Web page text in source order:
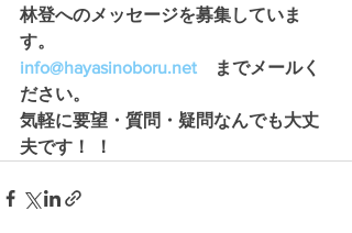
林登へのメッセージを募集していま
す。
info@hayasinoboru.net までメールく
ださい。
気軽に要望・質問・疑問なんでも大丈
夫です！ ！